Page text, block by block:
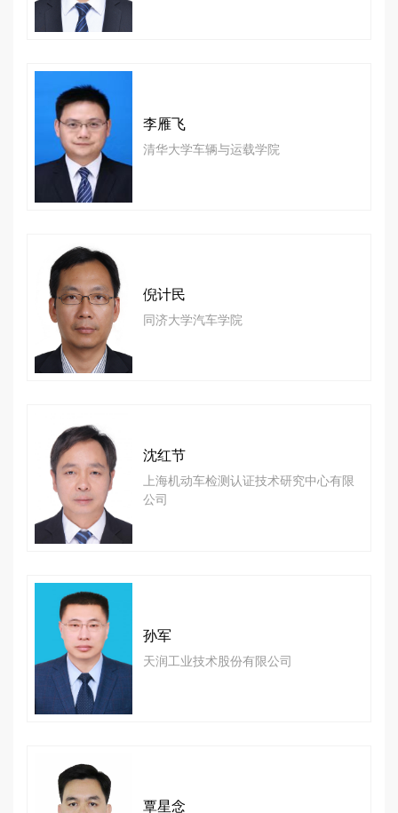
李雁飞
清华大学车辆与运载学院
倪计民
同济大学汽车学院
沈红节
上海机动车检测认证技术研究中心有限
公司
孙军
天润工业技术股份有限公司
覃星念